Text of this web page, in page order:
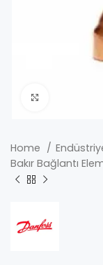
Home
Bakır Bağlantı